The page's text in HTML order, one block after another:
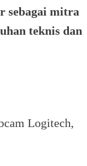
sebagai mitra
teknis dan
Logitech,